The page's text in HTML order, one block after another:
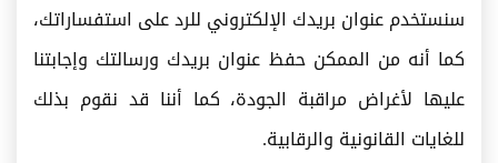
سنستخدم عنوان بريدك الإلكتروني للرد على استفساراتك،
كما أنه من الممكن حفظ عنوان بريدك ورسالتك وإجابتنا
عليها لأغراض مراقبة الجودة، كما أننا قد نقوم بذلك
للغايات القانونية والرقابية.